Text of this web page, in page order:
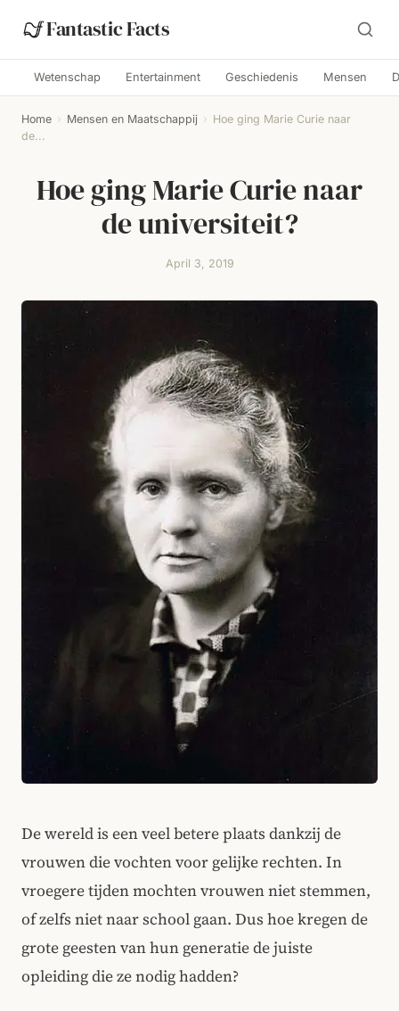
Fantastic Facts
Wetenschap Entertainment Geschiedenis Mensen
Home › Mensen en Maatschappij › Hoe ging Marie Curie naar
de...
Hoe ging Marie Curie naar
de universiteit?
April 3, 2019
De wereld is een veel betere plaats dankzij de
vrouwen die vochten voor gelijke rechten. In
vroegere tijden mochten vrouwen niet stemmen,
of zelfs niet naar school gaan. Dus hoe kregen de
grote geesten van hun generatie de juiste
opleiding die ze nodig hadden?